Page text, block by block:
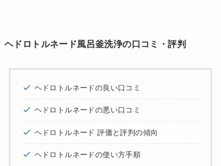
ヘドロトルネード風呂釜洗浄の口コミ・評判
ヘドロトルネードの良い口コミ
ヘドロトルネードの悪い口コミ
ヘドロトルネード 評価と評判の傾向
ヘドロトルネードの使い方手順